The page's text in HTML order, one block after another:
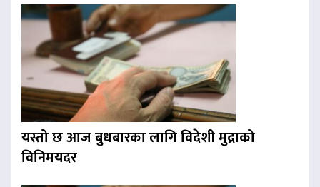
यस्तो छ आज बुधबारका लागि विदेशी मुद्राको
विनिमयदर